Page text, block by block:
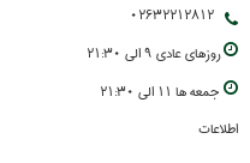
02632212812
روزهاي عادي 9 الي 21:30
جمعه ها 11 الي 21:30
اطلاعات